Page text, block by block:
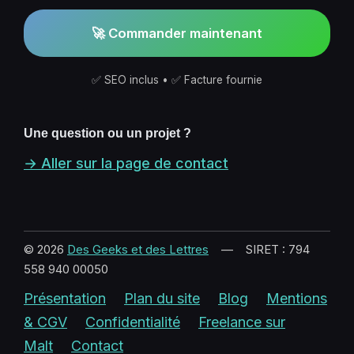
🚀 Commander maintenant
✅ SEO inclus • ✅ Facture fournie
Une question ou un projet ?
→ Aller sur la page de contact
© 2026 Des Geeks et des Lettres — SIRET : 794
558 940 00050
Présentation Plan du site Blog
Mentions
& CGV
Confidentialité
Freelance sur
Malt
Contact